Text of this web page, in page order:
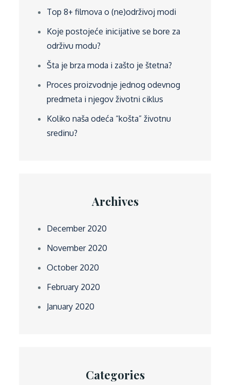
Top 8+ filmova o (ne)održivoj modi
Koje postojeće inicijative se bore za
održivu modu?
Šta je brza moda i zašto je štetna?
Proces proizvodnje jednog odevnog
predmeta i njegov životni ciklus
Koliko naša odeća “košta” životnu
sredinu?
Archives
December 2020
November 2020
October 2020
February 2020
January 2020
Categories